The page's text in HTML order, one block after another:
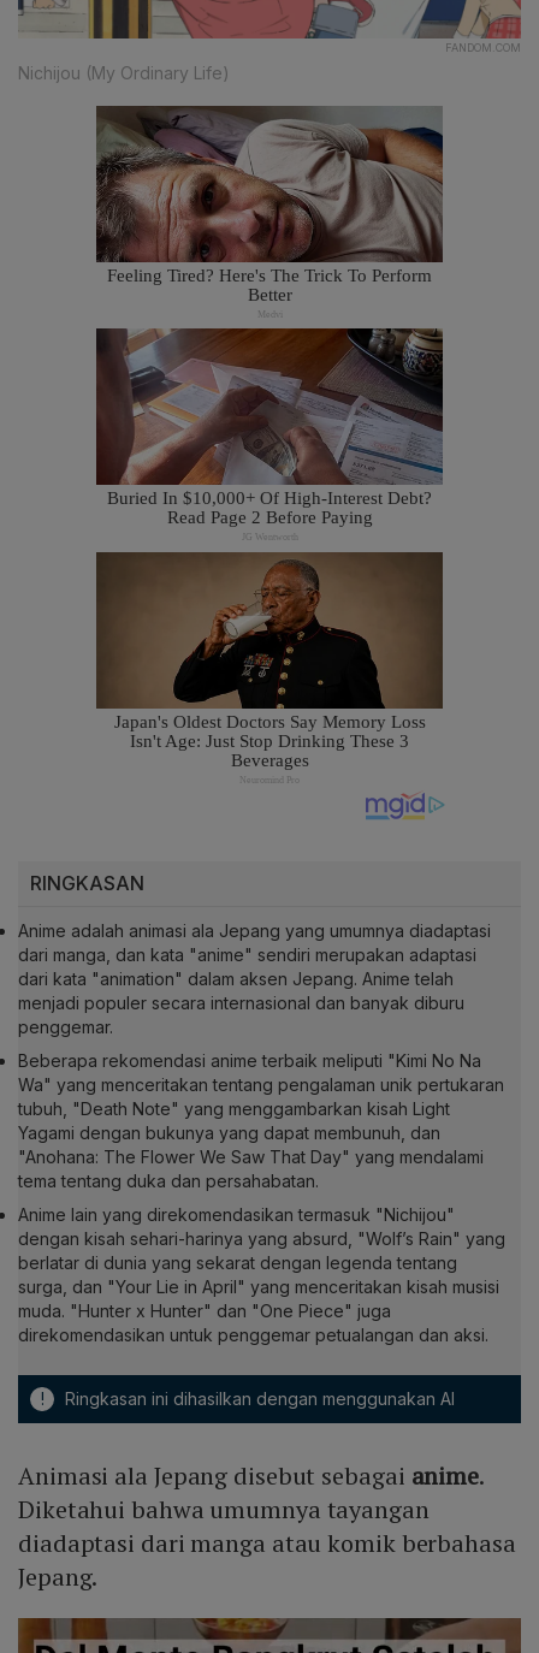
FANDOM.COM
Nichijou (My Ordinary Life)
RINGKASAN
Anime adalah animasi ala Jepang yang umumnya diadaptasi
dari manga, dan kata "anime" sendiri merupakan adaptasi
dari kata "animation" dalam aksen Jepang. Anime telah
menjadi populer secara internasional dan banyak diburu
penggemar.
Beberapa rekomendasi anime terbaik meliputi "Kimi No Na
Wa" yang menceritakan tentang pengalaman unik pertukaran
tubuh, "Death Note" yang menggambarkan kisah Light
Yagami dengan bukunya yang dapat membunuh, dan
"Anohana: The Flower We Saw That Day" yang mendalami
tema tentang duka dan persahabatan.
Anime lain yang direkomendasikan termasuk "Nichijou"
dengan kisah sehari-harinya yang absurd, "Wolf’s Rain" yang
berlatar di dunia yang sekarat dengan legenda tentang
surga, dan "Your Lie in April" yang menceritakan kisah musisi
muda. "Hunter x Hunter" dan "One Piece" juga
direkomendasikan untuk penggemar petualangan dan aksi.
! Ringkasan ini dihasilkan dengan menggunakan AI
Animasi ala Jepang disebut sebagai anime.
Diketahui bahwa umumnya tayangan
diadaptasi dari manga atau komik berbahasa
Jepang.